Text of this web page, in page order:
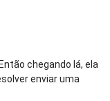
chegando lá, ela
enviar uma